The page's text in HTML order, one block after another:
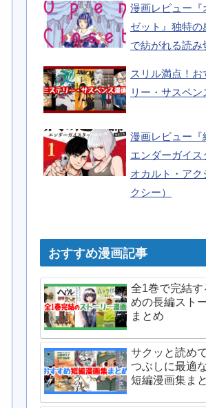
漫画レビュー『
ゼット』独特の
で紡がれる読み
スリル満点！お
リー・サスペ
漫画レビュー
エンダーガイ
オカルト・アク
クシー）
おすすめ漫画記事
全1巻で完結す
めの長編スト
まとめ
サクッと読め
つぶしに最適
短編漫画集ま